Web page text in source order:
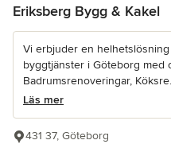
Eriksberg Bygg & Kakel
Vi erbjuder en
byggtjänster i Göteborg med
Badrumsrenoveringar,
Läs mer
431 37, Göteborg